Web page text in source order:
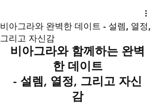
비아그라와 완벽한 데이트 - 설렘, 열정,
그리고 자신감
비아그라와 함께하는 완벽
한 데이트
- 설렘, 열정, 그리고 자신
감